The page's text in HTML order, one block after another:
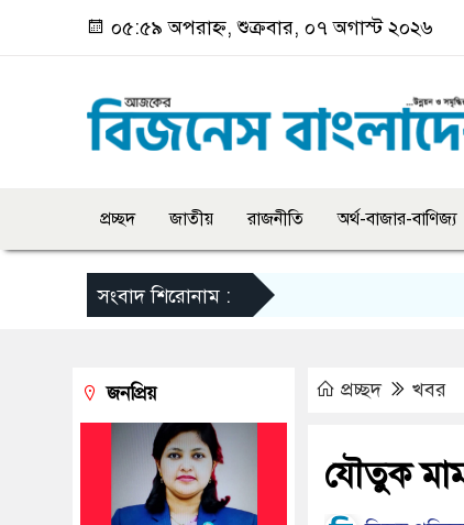
০৫:৫৯ অপরাহ্ন, শুক্রবার, ০৭ অগাস্ট ২০২৬
প্রচ্ছদ জাতীয় রাজনীতি অর্থ-বাজার-বাণিজ্য
সংবাদ শিরোনাম :
প্রচ্ছদ খবর
যৌতুক
জনপ্রিয়